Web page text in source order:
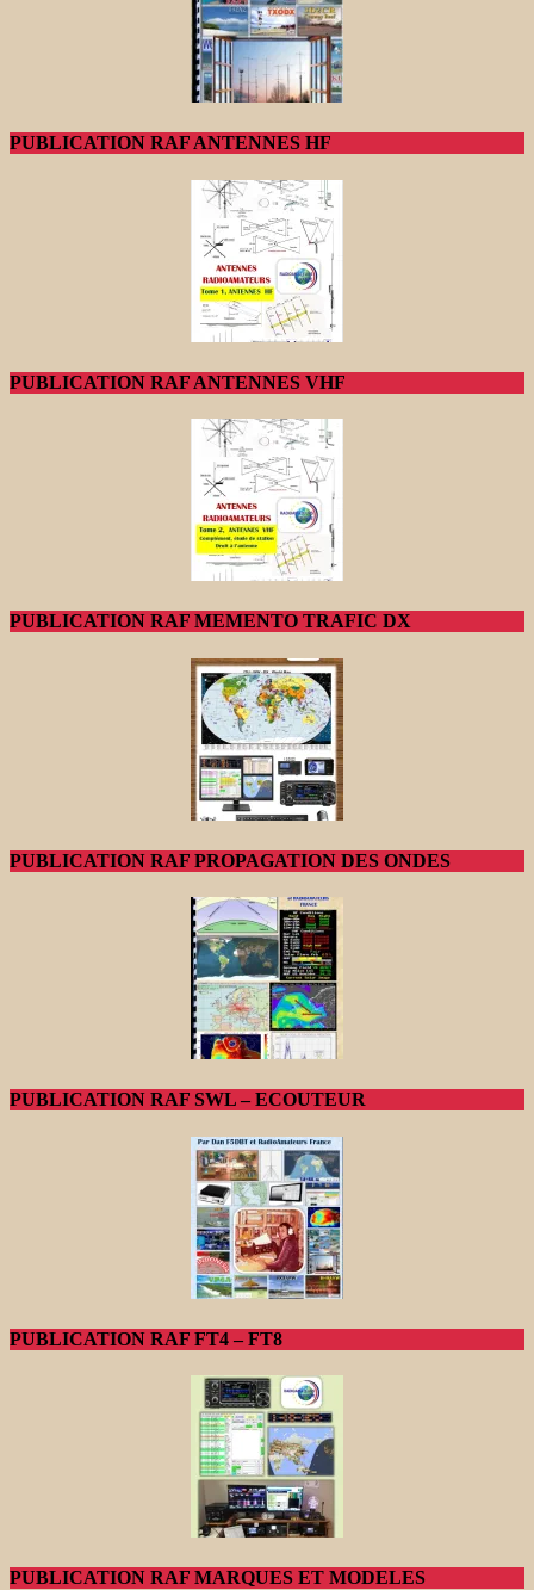
PUBLICATION RAF ANTENNES HF
PUBLICATION RAF ANTENNES VHF
PUBLICATION RAF MEMENTO TRAFIC DX
PUBLICATION RAF PROPAGATION DES ONDES
PUBLICATION RAF SWL – ECOUTEUR
PUBLICATION RAF FT4 – FT8
PUBLICATION RAF MARQUES ET MODELES